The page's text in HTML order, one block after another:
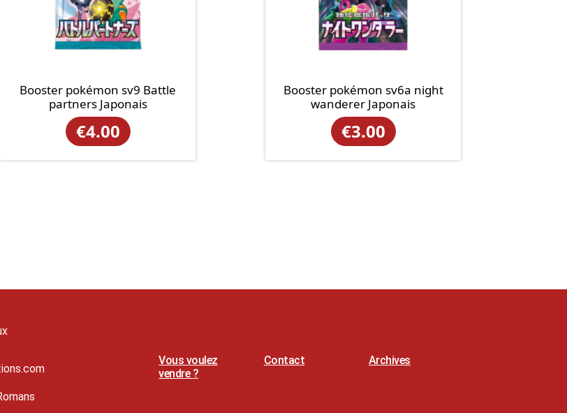
Booster pokémon sv9 Battle
partners Japonais
€4.00
Booster pokémon sv6a night
wanderer Japonais
€3.00
Vous voulez
vendre ?
Contact Archives